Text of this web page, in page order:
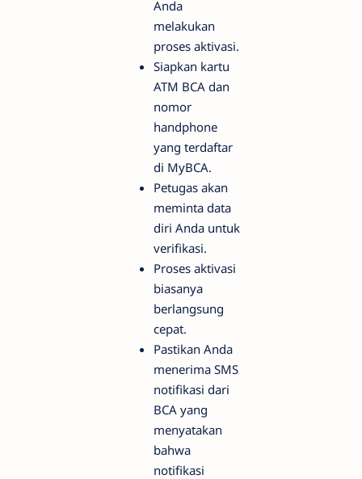
Anda
melakukan
proses aktivasi.
Siapkan kartu
ATM BCA dan
nomor
handphone
yang terdaftar
di MyBCA.
Petugas akan
meminta data
diri Anda untuk
verifikasi.
Proses aktivasi
biasanya
berlangsung
cepat.
Pastikan Anda
menerima SMS
notifikasi dari
BCA yang
menyatakan
bahwa
notifikasi